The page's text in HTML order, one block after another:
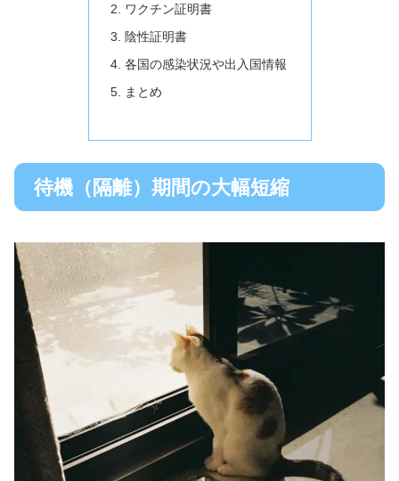
ワクチン証明書
陰性証明書
各国の感染状況や出入国情報
まとめ
待機（隔離）期間の大幅短縮